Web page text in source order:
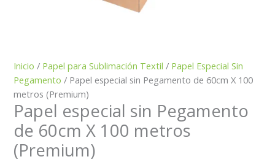
Inicio / Papel para Sublimación Textil / Papel Especial Sin
Pegamento / Papel especial sin Pegamento de 60cm X 100
metros (Premium)
Papel especial sin Pegamento
de 60cm X 100 metros
(Premium)